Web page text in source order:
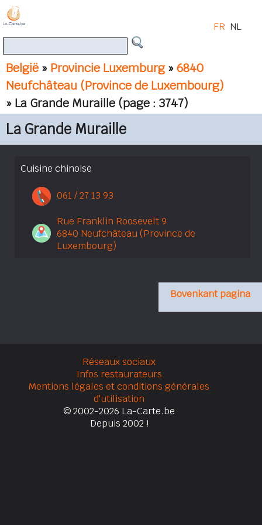
België » Provincie Luxemburg»6840
Neufchâteau (Province de Luxembourg)
» La Grande Muraille (page : 3747)
FR NL
La Grande Muraille
Cuisine chinoise
061 / 27 13 93
Rue Franklin Roosevelt 9
6840 Neufchâteau (Province de
Luxembourg)
Bovenkant pagina
Réseaux sociaux
Infos restaurateurs
Mentions légales et conditions générales
d'utilisation
© 2002-2026 La-Carte.be
Depuis 2002 !